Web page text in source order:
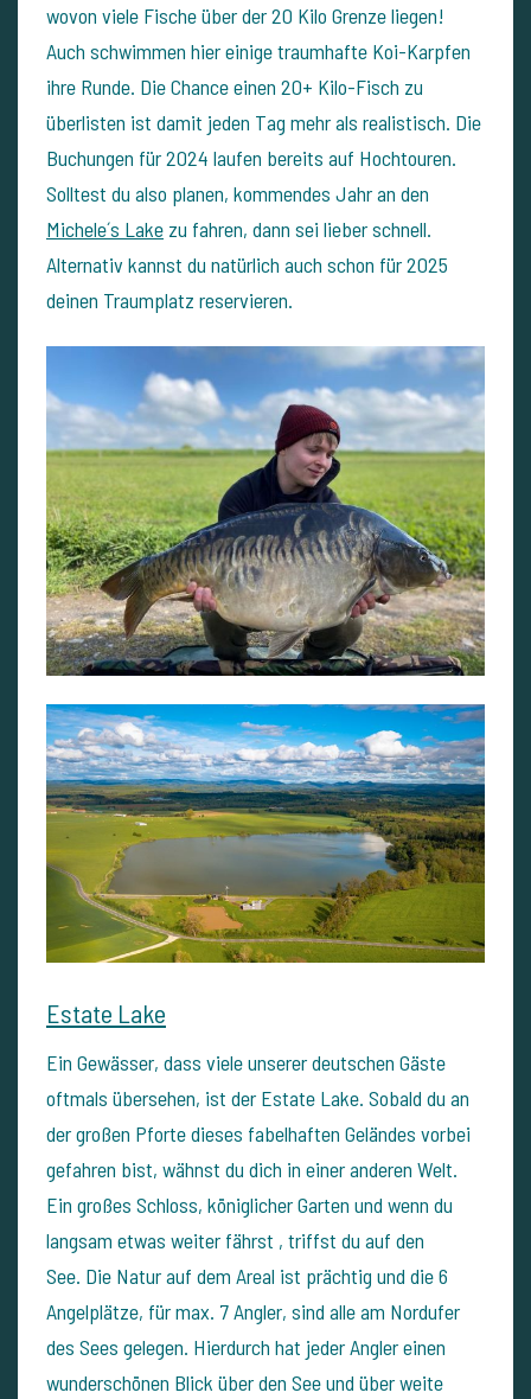
wovon viele Fische über der 20 Kilo Grenze liegen!
Auch schwimmen hier einige traumhafte Koi-Karpfen
ihre Runde. Die Chance einen 20+ Kilo-Fisch zu
überlisten ist damit jeden Tag mehr als realistisch. Die
Buchungen für 2024 laufen bereits auf Hochtouren.
Solltest du also planen, kommendes Jahr an den
Michele´s Lake zu fahren, dann sei lieber schnell.
Alternativ kannst du natürlich auch schon für 2025
deinen Traumplatz reservieren.
Estate Lake
Ein Gewässer, dass viele unserer deutschen Gäste
oftmals übersehen, ist der Estate Lake. Sobald du an
der großen Pforte dieses fabelhaften Geländes vorbei
gefahren bist, wähnst du dich in einer anderen Welt.
Ein großes Schloss, königlicher Garten und wenn du
langsam etwas weiter fährst , triffst du auf den
See. Die Natur auf dem Areal ist prächtig und die 6
Angelplätze, für max. 7 Angler, sind alle am Nordufer
des Sees gelegen. Hierdurch hat jeder Angler einen
wunderschönen Blick über den See und über weite